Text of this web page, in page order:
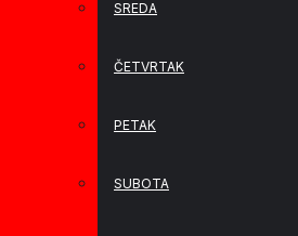
SREDA
ČETVRTAK
PETAK
SUBOTA